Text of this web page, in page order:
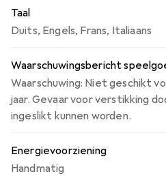
Taal
Duits, Engels, Frans, Italiaans
Waarschuwingsbericht
Waarschuwing: Niet geschikt
jaar. Gevaar voor verstikking
ingeslikt kunnen worden.
Energievoorziening
Handmatig